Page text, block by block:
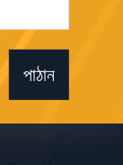
পাঠান